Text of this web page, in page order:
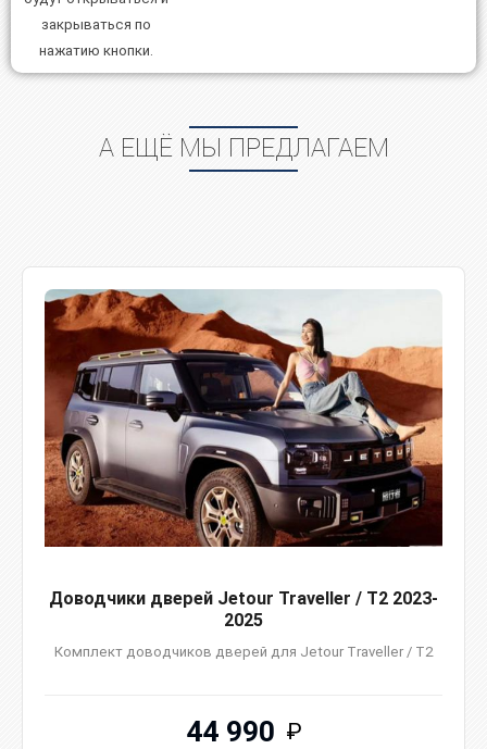
закрываться по
нажатию кнопки.
А ЕЩЁ МЫ ПРЕДЛАГАЕМ
Доводчики дверей Jetour Traveller / Т2 2023-
2025
Комплект доводчиков дверей для Jetour Traveller / Т2
44 990 ₽